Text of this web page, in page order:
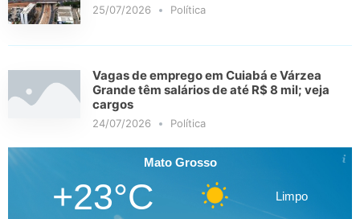
25/07/2026 Política
Vagas de emprego em Cuiabá e Várzea
Grande têm salários de até R$ 8 mil; veja
cargos
24/07/2026 Política
Mato Grosso
+23°C Limpo